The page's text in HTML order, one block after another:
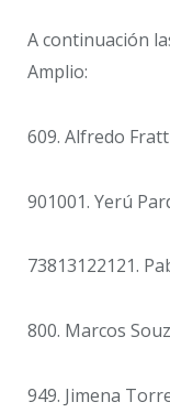
A continuación
Amplio:
609. Alfredo
901001. Yerú
73813122121.
800. Marcos
949. Jimena